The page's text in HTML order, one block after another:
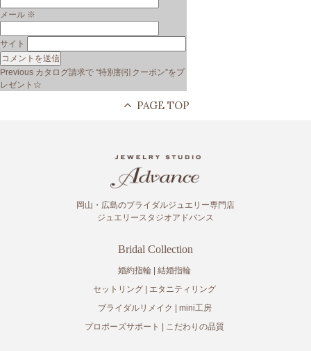
メール ※
サイト
投
稿
Previous Previous
post:
カタログ請求で “特別割引クーポン”をプ
レゼント☆
岡山・広島のブライダルジュエリー専門店
ジュエリースタジオアドバンス
Bridal Collection
婚約指輪
結婚指輪
セットリング
エタニティリング
ブライダルリメイク
mini工房
プロポーズサポート
こだわりの品質